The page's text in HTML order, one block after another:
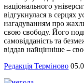
національного
відгукнулася в серцях
нагадуванням про
свою свободу. Його
самовідданість та
віддав найцінніше –
Редакція Терміново